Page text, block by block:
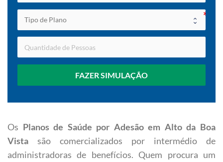
FAZER SIMULAÇÃO
Os Planos de Saúde por Adesão em Alto da Boa
Vista são comercializados por intermédio de
administradoras de benefícios. Quem procura um